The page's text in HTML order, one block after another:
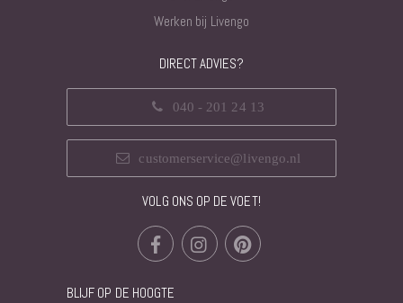
Werken bij Livengo
DIRECT ADVIES?
040 - 201 24 13
customerservice@livengo.nl
VOLG ONS OP DE VOET!
BLIJF OP DE HOOGTE